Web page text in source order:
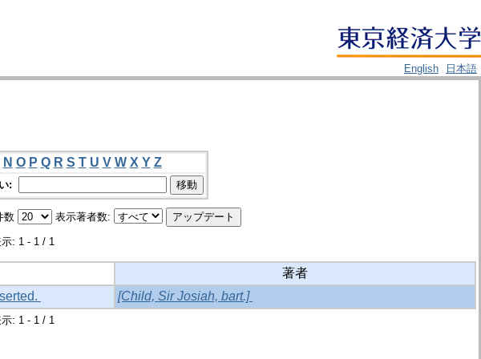
English
日本語
N O P Q R S T U V W X Y Z
:
数 表示著者数:
: 1 - 1 / 1
著者
[Child, Sir Josiah, bart.]
: 1 - 1 / 1